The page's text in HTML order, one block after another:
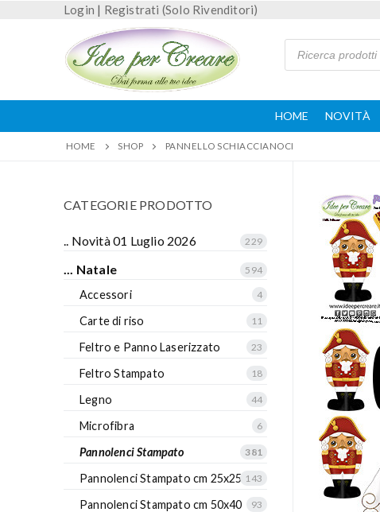
Login | Registrati (Solo Rivenditori)
HOME NOVITÀ
HOME SHOP PANNELLO SCHIACCIANOCI
CATEGORIE PRODOTTO
.. Novità 01 Luglio 2026 229
... Natale 594
Accessori 4
Carte di riso 11
Feltro e Panno Laserizzato 23
Feltro Stampato 18
Legno 44
Microfibra 6
Pannolenci Stampato 381
Pannolenci Stampato cm 25x25 143
Pannolenci Stampato cm 50x40 93